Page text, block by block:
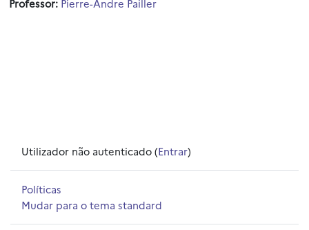
Utilizador não autenticado (Entrar)
Políticas
Mudar para o tema standard